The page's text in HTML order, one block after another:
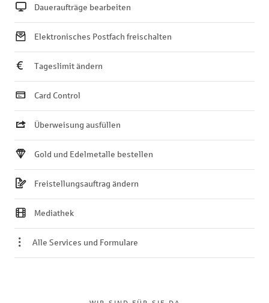
Daueraufträge bearbeiten
Elektronisches Postfach freischalten
Tageslimit ändern
Card Control
Überweisung ausfüllen
Gold und Edelmetalle bestellen
Freistellungsauftrag ändern
Mediathek
Alle Services und Formulare